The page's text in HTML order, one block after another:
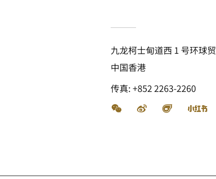
九龙柯士甸道西 1 号环球
中国香港
传真:+852 2263-2260
微信 微博 飞猪